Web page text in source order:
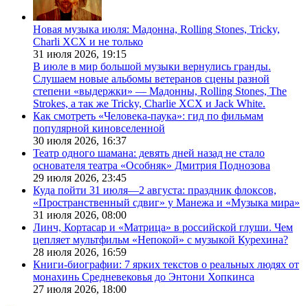
Новая музыка июля: Мадонна, Rolling Stones, Tricky,
Charli XCX и не только
31 июля 2026, 19:15
В июле в мир большой музыки вернулись гранды.
Слушаем новые альбомы ветеранов сцены разной
степени «выдержки» — Мадонны, Rolling Stones, The
Strokes, а так же Tricky, Charlie XCX и Jack White.
Как смотреть «Человека-паука»: гид по фильмам
популярной киновселенной
30 июля 2026, 16:37
Театр одного шамана: девять дней назад не стало
основателя театра «Особняк» Дмитрия Поднозова
29 июля 2026, 23:45
Куда пойти 31 июля—2 августа: праздник флоксов,
«Пространственный сдвиг» у Манежа и «Музыка мира»
31 июля 2026, 08:00
Линч, Кортасар и «Матрица» в российской глуши. Чем
цепляет мультфильм «Непокой» с музыкой Курехина?
28 июля 2026, 16:59
Книги-биографии: 7 ярких текстов о реальных людях от
монахинь Средневековья до Энтони Хопкинса
27 июля 2026, 18:00